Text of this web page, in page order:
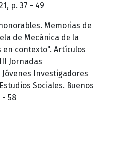
p. 37 - 49
Memorias de
de Mecánica de la
en contexto". Artículos
Jornadas
Investigadores
Sociales. Buenos
- 58